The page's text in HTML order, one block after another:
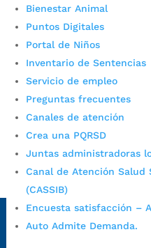
Bienestar Animal
Puntos Digitales
Portal de Niños
Inventario de Sentencias
Servicio de empleo
Preguntas frecuentes
Canales de atención
Crea una PQRSD
Juntas administradoras
Canal de Atención Salud
(CASSIB)
Encuesta satisfacción –
Auto Admite Demanda.
Alcaldía de Bucaramanga
@AlcaldíaBGA
Alcaldía de Bucaramanga
Autorización de
de Tratamiento de Datos